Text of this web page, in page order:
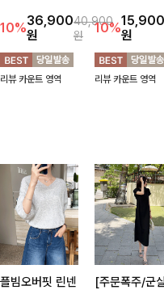
사랑스러운 무드를 완
성해주는 원피스🤍
허리 스모크 밴딩이
슬림한 실루엣을 연출
해주며, 자연스럽게
10%36,900
원
40,900
원
리뷰 카운트 영역
풍성한 실루엣을
해주는 블라우스
가볍게 퍼지는 핏으
체형을 자연스럽게
버해주며 여성스럽게
10%15,900
원
리뷰 카운트 영역
플빔오버핏 린넨
[주문폭주/군